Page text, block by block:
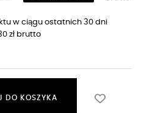
w ciągu ostatnich 30 dni
zł brutto
DO KOSZYKA